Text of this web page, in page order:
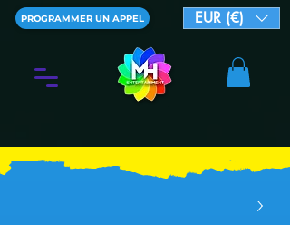
PROGRAMMER UN APPEL EUR (€)